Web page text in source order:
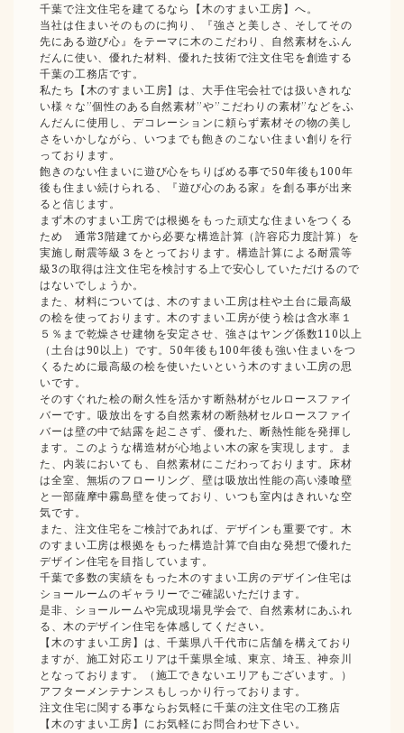
千葉で注文住宅を建てるなら【木のすまい工房】へ。
当社は住まいそのものに拘り、『強さと美しさ、そしてその
先にある遊び心』をテーマに木のこだわり、自然素材をふん
だんに使い、優れた材料、優れた技術で注文住宅を創造する
千葉の工務店です。
私たち【木のすまい工房】は、大手住宅会社では扱いきれな
い様々な”個性のある自然素材”や”こだわりの素材”などをふ
んだんに使用し、デコレーションに頼らず素材その物の美し
さをいかしながら、いつまでも飽きのこない住まい創りを行
っております。
飽きのない住まいに遊び心をちりばめる事で50年後も100年
後も住まい続けられる、『遊び心のある家』を創る事が出来
ると信じます。
まず木のすまい工房では根拠をもった頑丈な住まいをつくる
ため 通常3階建てから必要な構造計算（許容応力度計算）を
実施し耐震等級３をとっております。構造計算による耐震等
級3の取得は注文住宅を検討する上で安心していただけるので
はないでしょうか。
また、材料については、木のすまい工房は柱や土台に最高級
の桧を使っております。木のすまい工房が使う桧は含水率１
５％まで乾燥させ建物を安定させ、強さはヤング係数110以上
（土台は90以上）です。50年後も100年後も強い住まいをつ
くるために最高級の桧を使いたいという木のすまい工房の思
いです。
そのすぐれた桧の耐久性を活かす断熱材がセルロースファイ
バーです。吸放出をする自然素材の断熱材セルロースファイ
バーは壁の中で結露を起こさず、優れた、断熱性能を発揮し
ます。このような構造材が心地よい木の家を実現します。ま
た、内装においても、自然素材にこだわっております。床材
は全室、無垢のフローリング、壁は吸放出性能の高い漆喰壁
と一部薩摩中霧島壁を使っており、いつも室内はきれいな空
気です。
また、注文住宅をご検討であれば、デザインも重要です。木
のすまい工房は根拠をもった構造計算で自由な発想で優れた
デザイン住宅を目指しています。
千葉で多数の実績をもった木のすまい工房のデザイン住宅は
ショールームのギャラリーでご確認いただけます。
是非、ショールームや完成現場見学会で、自然素材にあふれ
る、木のデザイン住宅を体感してください。
【木のすまい工房】は、千葉県八千代市に店舗を構えており
ますが、施工対応エリアは千葉県全域、東京、埼玉、神奈川
となっております。（施工できないエリアもございます。）
アフターメンテナンスもしっかり行っております。
注文住宅に関する事ならお気軽に千葉の注文住宅の工務店
【木のすまい工房】にお気軽にお問合わせ下さい。